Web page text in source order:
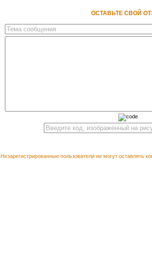
ОСТАВЬТЕ СВОЙ
Незарегистрированные пользователи не могут оставлять